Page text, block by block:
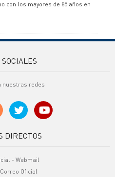
con los mayores de 85 años en
nuestras redes
DIRECTOS
- Webmail
Oficial